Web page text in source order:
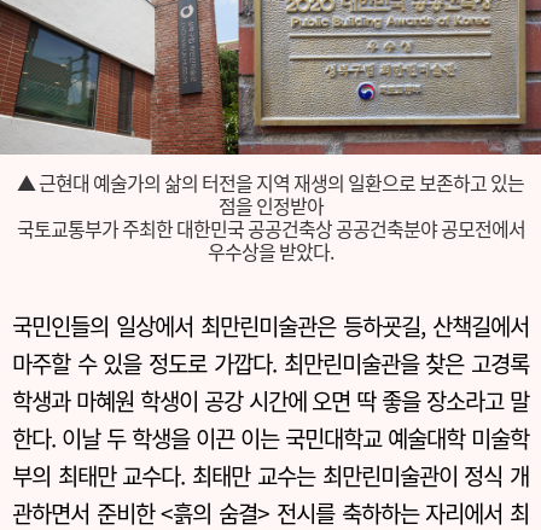
▲ 근현대 예술가의 삶의 터전을 지역 재생의 일환으로 보존하고 있는
점을 인정받아
국토교통부가 주최한 대한민국 공공건축상 공공건축분야 공모전에서
우수상을 받았다.
국민인들의 일상에서 최만린미술관은 등하굣길, 산책길에서
마주할 수 있을 정도로 가깝다. 최만린미술관을 찾은 고경록
학생과 마혜원 학생이 공강 시간에 오면 딱 좋을 장소라고 말
한다. 이날 두 학생을 이끈 이는 국민대학교 예술대학 미술학
부의 최태만 교수다. 최태만 교수는 최만린미술관이 정식 개
관하면서 준비한 <흙의 숨결> 전시를 축하하는 자리에서 최